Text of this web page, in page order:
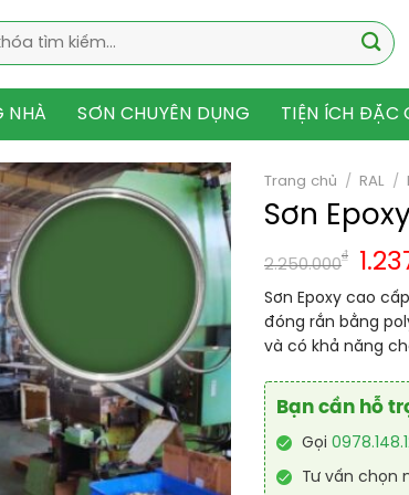
NHÀ SƠN CHUYÊN DỤNG TIỆN ÍCH ĐẶC
Trang chủ / RAL /
Sơn
2.250.000
₫
Sơn Epoxy cao
đóng rắn bằng
và có khả năng
Bạn cần hỗ
Gọi
Tư vấn chọn